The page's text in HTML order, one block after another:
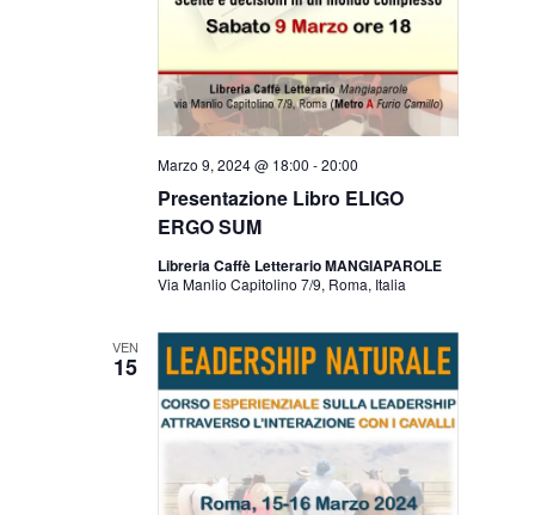
Presentazione Libro ELIGO
ERGO SUM
Marzo 9, 2024 @ 18:00 -20:00
Libreria Caffè Letterario MANGIAPAROLE
Via Manlio Capitolino 7/9, Roma, Italia
VEN
15